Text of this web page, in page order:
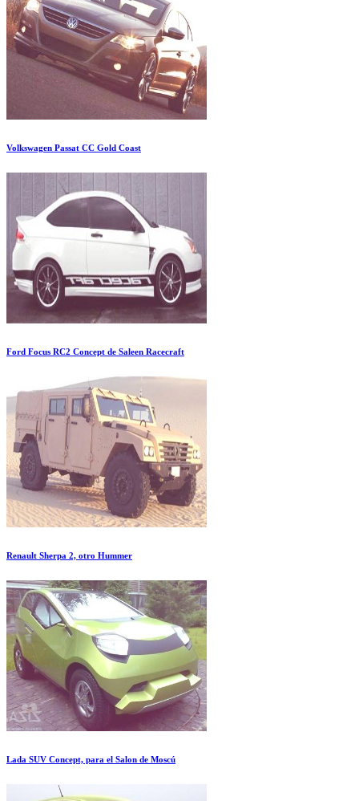
Volkswagen Passat CC Gold Coast
Ford Focus RC2 Concept de Saleen Racecraft
Renault Sherpa 2, otro Hummer
Lada SUV Concept, para el Salon de Moscú